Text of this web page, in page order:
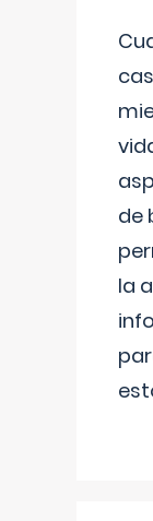
de
la